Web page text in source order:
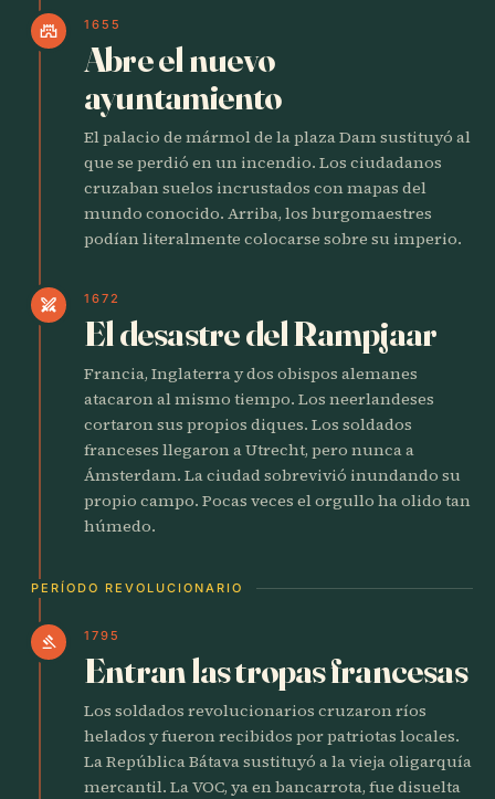
castle 1655
Abre el nuevo
ayuntamiento
El palacio de mármol de la plaza Dam sustituyó al
que se perdió en un incendio. Los ciudadanos
cruzaban suelos incrustados con mapas del
mundo conocido. Arriba, los burgomaestres
podían literalmente colocarse sobre su imperio.
swords 1672
El desastre del Rampjaar
Francia, Inglaterra y dos obispos alemanes
atacaron al mismo tiempo. Los neerlandeses
cortaron sus propios diques. Los soldados
franceses llegaron a Utrecht, pero nunca a
Ámsterdam. La ciudad sobrevivió inundando su
propio campo. Pocas veces el orgullo ha olido tan
húmedo.
PERÍODO REVOLUCIONARIO
gavel 1795
Entran las tropas francesas
Los soldados revolucionarios cruzaron ríos
helados y fueron recibidos por patriotas locales.
La República Bátava sustituyó a la vieja oligarquía
mercantil. La VOC, ya en bancarrota, fue disuelta